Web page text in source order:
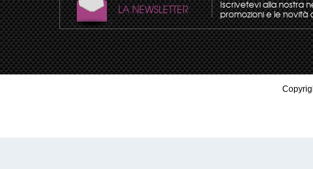
LA NEWSLETTER Iscrivetevi alla nostra
promozioni e le novità